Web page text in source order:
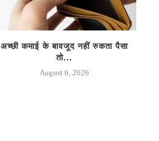
अच्छी कमाई के बावजूद नहीं रुकता पैसा
तो...
August 6, 2026